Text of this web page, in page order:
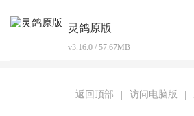
灵鸽原版
v3.16.0 / 57.67MB
返回顶部 访问电脑版